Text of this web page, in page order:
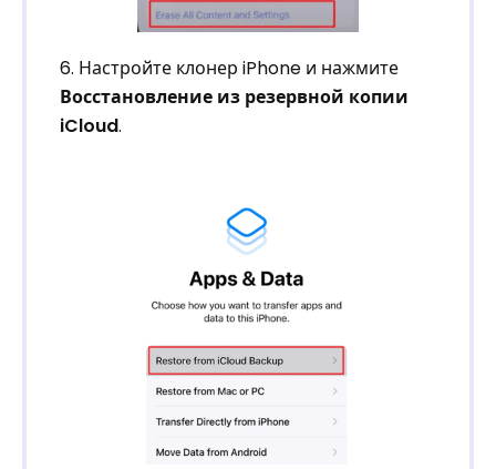
6. Настройте клонер iPhone и нажмите
Восстановление из резервной копии
iCloud.